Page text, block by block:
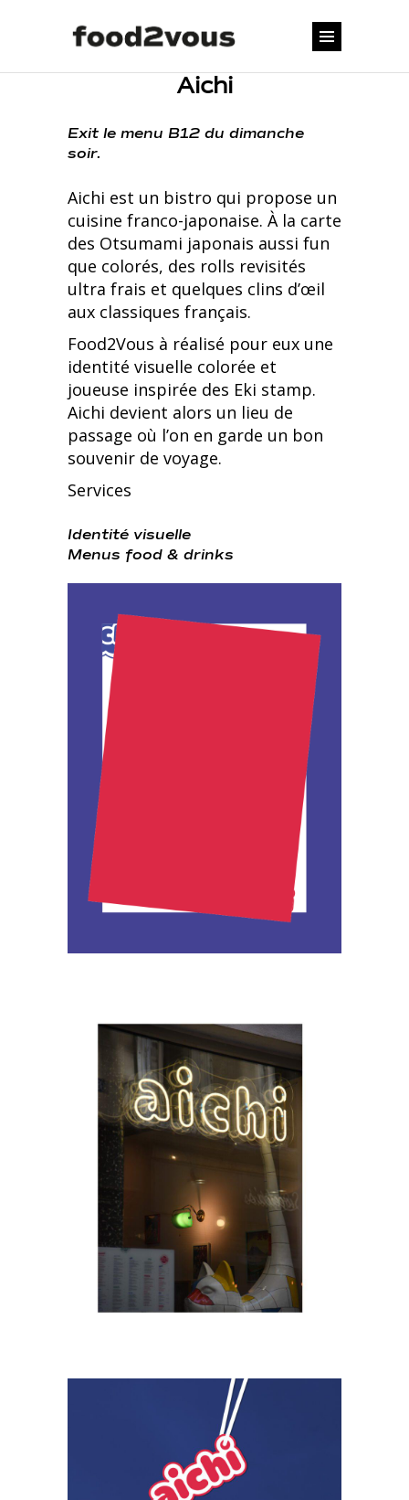
Aichi
Exit le menu B12 du dimanche
soir.
Aichi est un bistro qui propose un
cuisine franco-japonaise. À la carte
des Otsumami japonais aussi fun
que colorés, des rolls revisités
ultra frais et quelques clins d’œil
aux classiques français.
Food2Vous à réalisé pour eux une
identité visuelle colorée et
joueuse inspirée des Eki stamp.
Aichi devient alors un lieu de
passage où l’on en garde un bon
souvenir de voyage.
Services
Identité visuelle
Menus food & drinks